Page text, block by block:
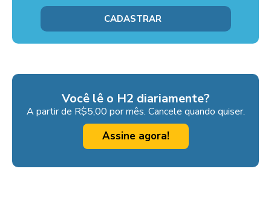
Você lê o H2 diariamente?
A partir de R$5,00 por mês. Cancele quando quiser.
Assine agora!